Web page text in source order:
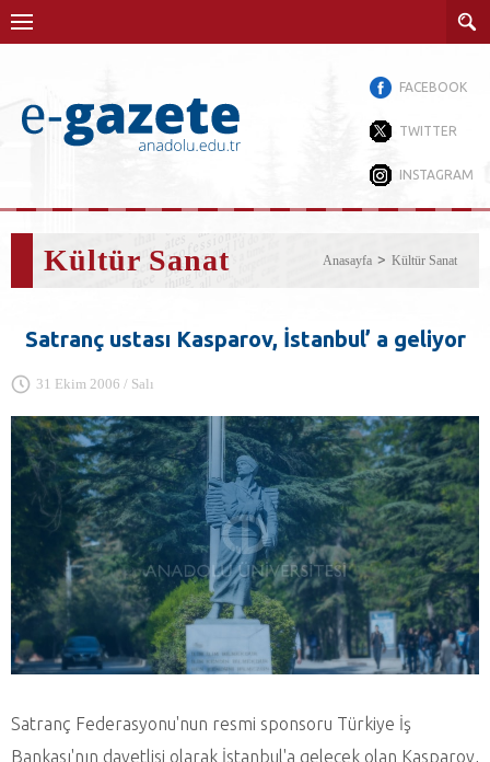
FACEBOOK
TWITTER
INSTAGRAM
Kültür Sanat Anasayfa Kültür Sanat
Satranç ustası Kasparov, İstanbul’ a geliyor
31 Ekim 2006 / Salı
Satranç Federasyonu'nun resmi sponsoru Türkiye İş
Bankası'nın davetlisi olarak İstanbul'a gelecek olan Kasparov,